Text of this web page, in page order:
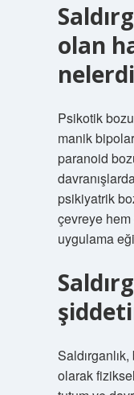
olan
Psikotik
manik
paranoid
psikiyatrik
çevreye
uygulama
olarak